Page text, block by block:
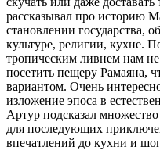
рассказывал про историю
становлении государства,
культуре, религии, кухне.
тропическим ливнем нам
посетить пещеру Рамаяна,
вариантом. Очень
изложение эпоса в
Артур подсказал
для последующих
впечатлений до кухни и